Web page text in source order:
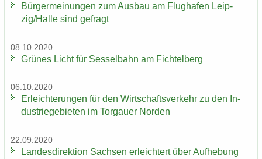
Bür­ger­mei­nun­gen zum Aus­bau am Flug­ha­fen Leip­
zig/Halle sind ge­fragt
08.10.2020
Grü­nes Licht für Ses­sel­bahn am Fich­tel­berg
06.10.2020
Er­leich­te­run­gen für den Wirt­schafts­ver­kehr zu den In­
dus­trie­ge­bie­ten im Tor­gau­er Nor­den
22.09.2020
Lan­des­di­rek­ti­on Sach­sen er­leich­tert über Auf­he­bung